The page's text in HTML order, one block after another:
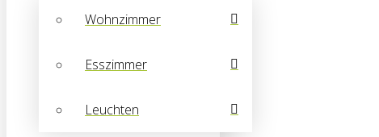
Wohnzimmer
Esszimmer
Leuchten